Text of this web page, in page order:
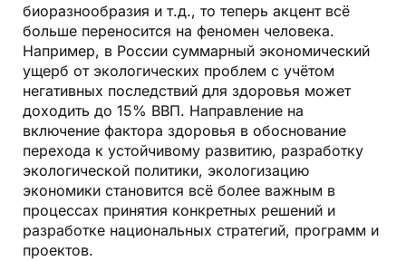
биоразнообразия и т.д., то теперь акцент всё
больше переносится на феномен человека.
Например, в России суммарный экономический
ущерб от экологических проблем с учётом
негативных последствий для здоровья может
доходить до 15% ВВП. Направление на
включение фактора здоровья в обоснование
перехода к устойчивому развитию, разработку
экологической политики, экологизацию
экономики становится всё более важным в
процессах принятия конкретных решений и
разработке национальных стратегий, программ и
проектов.